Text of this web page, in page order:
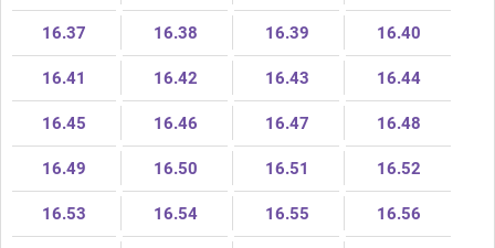
16.37 16.38 16.39 16.40
16.41 16.42 16.43 16.44
16.45 16.46 16.47 16.48
16.49 16.50 16.51 16.52
16.53 16.54 16.55 16.56